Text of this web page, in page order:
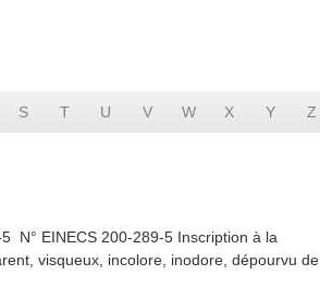
S T U V W X Y Z
N° EINECS 200-289-5 Inscription à la
visqueux, incolore, inodore, dépourvu de